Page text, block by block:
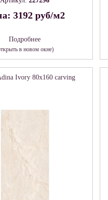
3192 руб/м2
Подробнее
в новом окне)
Ivory 80х160 carving